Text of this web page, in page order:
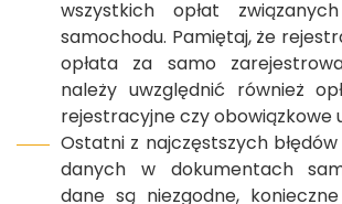
wszystkich opłat
samochodu. Pamiętaj, że
opłata za samo
należy uwzględnić również
rejestracyjne czy obowiązkowe
Ostatni z najczęstszych
danych w dokumentach
dane są niezgodne,